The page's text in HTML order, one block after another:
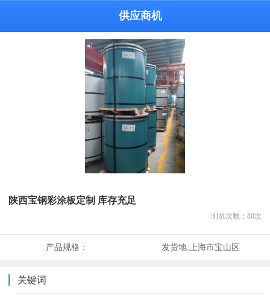
供应商机
陕西宝钢彩涂板定制 库存充足
浏览次数： 80次
产品规格： 发货地:上海市宝山区
关键词